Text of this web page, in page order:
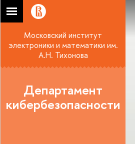
Московский институт
электроники и математики им.
А.Н. Тихонова
Департамент
кибербезопасности